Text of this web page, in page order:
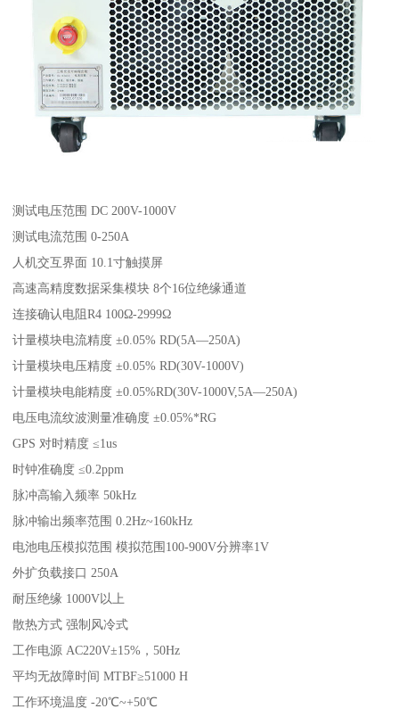
测试电压范围 DC 200V-1000V
测试电流范围 0-250A
人机交互界面 10.1寸触摸屏
高速高精度数据采集模块 8个16位绝缘通道
连接确认电阻R4 100Ω-2999Ω
计量模块电流精度 ±0.05% RD(5A—250A)
计量模块电压精度 ±0.05% RD(30V-1000V)
计量模块电能精度 ±0.05%RD(30V-1000V,5A—250A)
电压电流纹波测量准确度 ±0.05%*RG
GPS 对时精度 ≤1us
时钟准确度 ≤0.2ppm
脉冲高输入频率 50kHz
脉冲输出频率范围 0.2Hz~160kHz
电池电压模拟范围 模拟范围100-900V分辨率1V
外扩负载接口 250A
耐压绝缘 1000V以上
散热方式 强制风冷式
工作电源 AC220V±15%，50Hz
平均无故障时间 MTBF≥51000 H
工作环境温度 -20℃~+50℃